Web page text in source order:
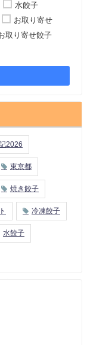
水餃子
お取り寄せ
取り寄せ餃子
2026
東京都
焼き餃子
冷凍餃子
水餃子